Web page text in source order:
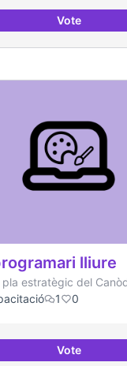
VoteDefinició
lliure
pla estratègic del
1 0
VoteArtistes i